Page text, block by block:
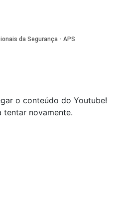
o conteúdo do Youtube!
tentar novamente.